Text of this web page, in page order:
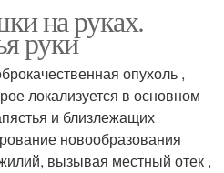
на руках.
руки
опухоль ,
локализуется в основном
и близлежащих
новообразования
вызывая местный отек ,